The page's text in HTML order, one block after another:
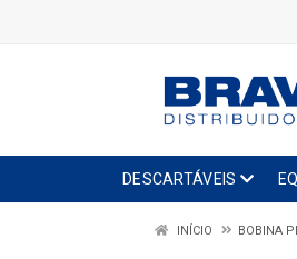
DESCARTÁVEIS
INÍCIO BOBINA